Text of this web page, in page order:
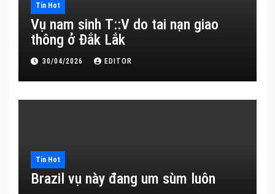
Tin Hot
Vụ nam sinh T::V do tai nạn giao
thông ở Đắk Lắk
30/04/2026 EDITOR
Tin Hot
Brazil vụ này đang um sùm luôn